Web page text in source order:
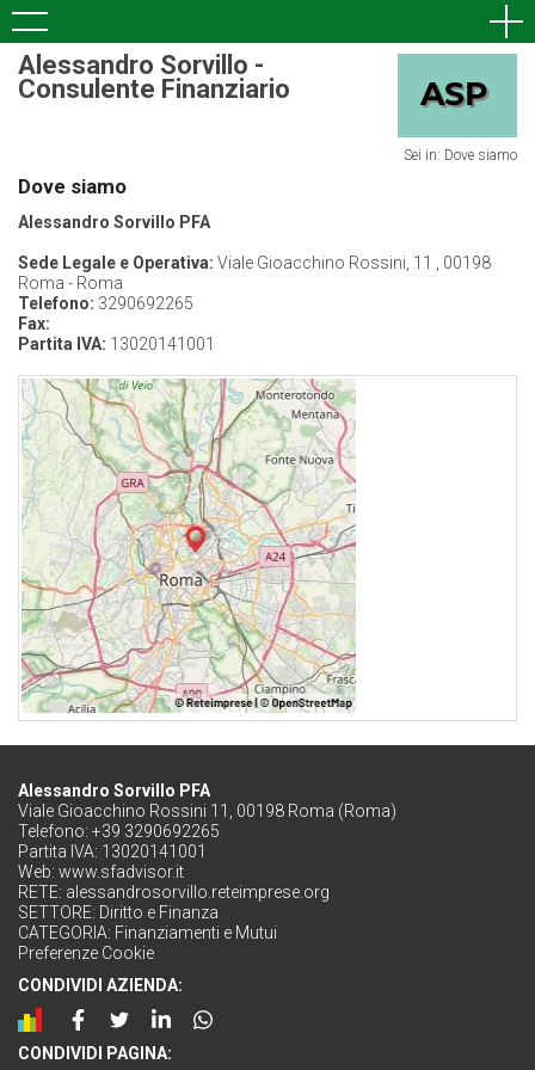
Alessandro Sorvillo -
Consulente Finanziario
Sei in: Dove siamo
Dove siamo
Alessandro Sorvillo PFA
Sede Legale e Operativa: Viale Gioacchino Rossini, 11 , 00198
Roma - Roma
Telefono: 3290692265
Fax:
Partita IVA: 13020141001
Alessandro Sorvillo PFA
Viale Gioacchino Rossini 11, 00198 Roma (Roma)
Telefono: +39 3290692265
Partita IVA: 13020141001
Web: www.sfadvisor.it
RETE: alessandrosorvillo.reteimprese.org
SETTORE: Diritto e Finanza
CATEGORIA: Finanziamenti e Mutui
Preferenze Cookie
CONDIVIDI AZIENDA:
CONDIVIDI PAGINA: